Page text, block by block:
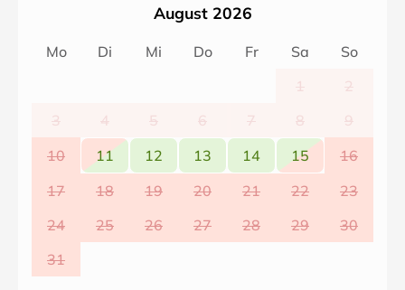
August 2026
Mo Di Mi Do Fr Sa
So
1
2
3
4 5 6 7 8
9
10
11 12 13 14 15
16
17
18 19 20 21 22
23
24
25 26 27 28 29
30
31